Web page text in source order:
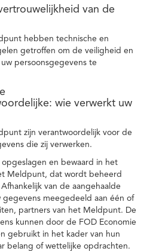
van de
hebben technische en
getroffen om de veiligheid en
persoonsgegevens te
wie verwerkt uw
zijn verantwoordelijk voor de
die zij verwerken.
en bewaard in het
Meldpunt, dat wordt beheerd
van de aangehaalde
meegedeeld aan één of
partners van het Meldpunt. De
kunnen door de FOD Economie
gebruikt in het kader van hun
belang of wettelijke opdrachten.